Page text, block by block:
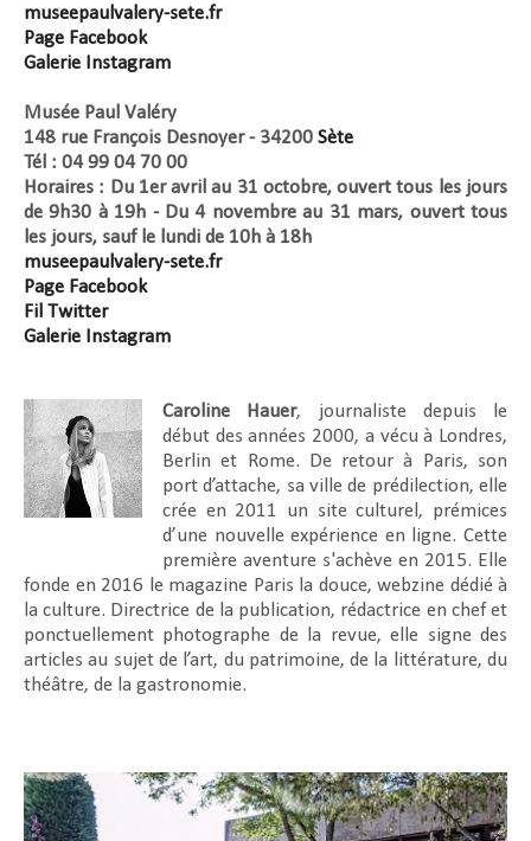
museepaulvalery-sete.fr
Page Facebook
Galerie Instagram
Musée Paul Valéry
148 rue François Desnoyer - 34200 Sète
Tél : 04 99 04 70 00
Horaires : Du 1er avril au 31 octobre, ouvert tous les jours
de 9h30 à 19h - Du 4 novembre au 31 mars, ouvert tous
les jours, sauf le lundi de 10h à 18h
museepaulvalery-sete.fr
Page Facebook
Fil Twitter
Galerie Instagram
Caroline Hauer, journaliste depuis le
début des années 2000, a vécu à Londres,
Berlin et Rome. De retour à Paris, son
port d’attache, sa ville de prédilection, elle
crée en 2011 un site culturel, prémices
d’une nouvelle expérience en ligne. Cette
première aventure s'achève en 2015. Elle
fonde en 2016 le magazine Paris la douce, webzine dédié à
la culture. Directrice de la publication, rédactrice en chef et
ponctuellement photographe de la revue, elle signe des
articles au sujet de l’art, du patrimoine, de la littérature, du
théâtre, de la gastronomie.